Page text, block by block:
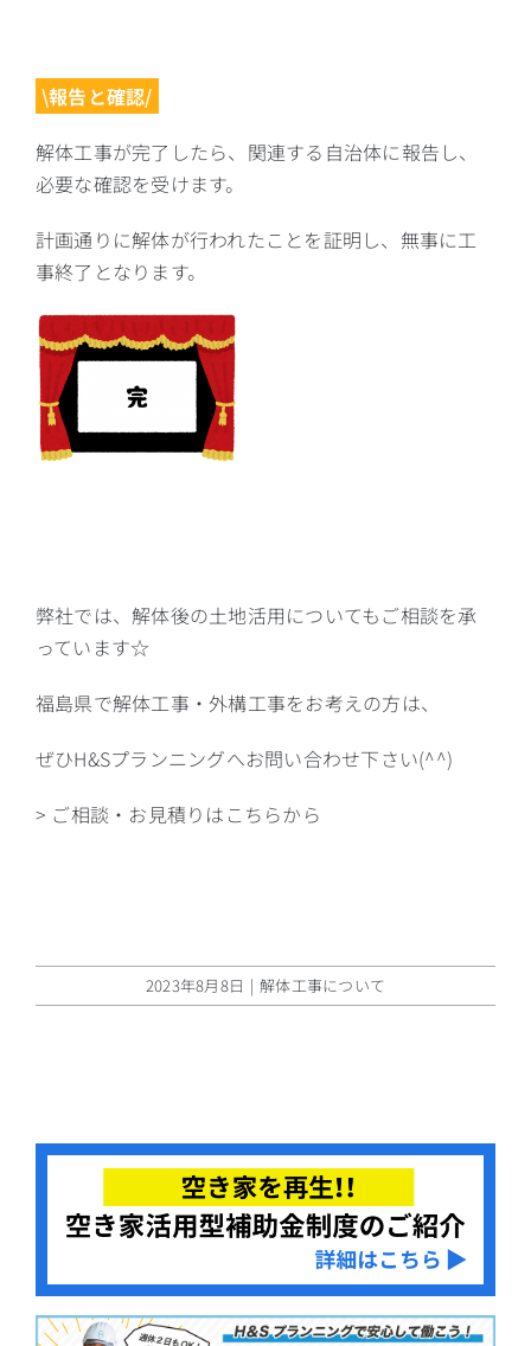
\報告と確認/
解体工事が完了したら、関連する自治体に報告し、
必要な確認を受けます。
計画通りに解体が行われたことを証明し、無事に工
事終了となります。
弊社では、解体後の土地活用についてもご相談を承
っています☆
福島県で解体工事・外構工事をお考えの方は、
ぜひH&Sプランニングへお問い合わせ下さい(^^)
> ご相談・お見積りはこちらから
2023年8月8日 | 解体工事について